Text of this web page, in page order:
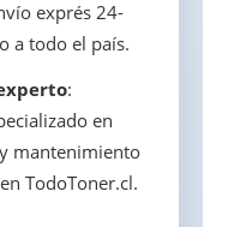
exprés 24-
a todo el país.
:
en
mantenimiento
TodoToner.cl.